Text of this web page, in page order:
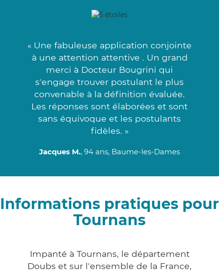
« Une fabuleuse application conjointe
à une attention attentive . Un grand
merci à Docteur Bougrini qui
s'engage trouver postulant le plus
convenable à la définition évaluée.
Les réponses sont élaborées et sont
sans équivoque et les postulants
fidèles. »
Jacques M., 94 ans, Baume-les-Dames
Informations pratiques pour
Tournans
Impanté à Tournans, le département
Doubs et sur l'ensemble de la France,